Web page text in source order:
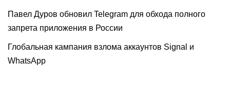
Павел Дуров обновил Telegram для обхода полного
запрета приложения в России
Глобальная кампания взлома аккаунтов Signal и
WhatsApp